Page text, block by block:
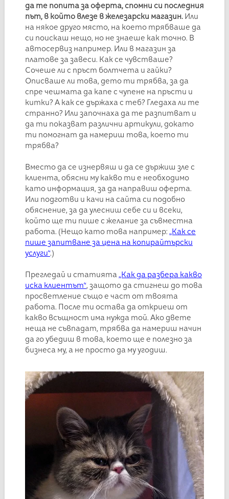
да те попита за оферта, спомни си последния
път, в който влезе в железарски магазин.Или
на някое друго място, на което трябваше да
си поискаш нещо, но не знаеше как точно. В
автосервиз например. Или в магазин за
платове за завеси. Как се чувстваше?
Сочеше ли с пръст болтчета и гайки?
Описваше ли това, дето ти трябва, за да
спре чешмата да капе с чупене на пръсти и
китки? А как се държаха с теб? Гледаха ли те
странно? Или започнаха да те разпитват и
да ти показват различни артикули, докато
ти помогнат да намериш това, което ти
трябва?
Вместо да се изнервяш и да се държиш зле с
клиента, обясни му какво ти е необходимо
като информация, за да направиш оферта.
Или подготви и качи на сайта си подобно
обяснение, за да улесниш себе си и всеки,
който ще ти пише с желание за съвместна
работа. (Нещо като това например: „Как се
пише запитване за цена на копирайтърски
услуги“.)
Прегледай и статията „Как да разбера какво
иска клиентът“, защото да стигнеш до това
просветление също е част от твоята
работа. После ти остава да откриеш от
какво всъщност има нужда той. Ако двете
неща не съвпадат, трябва да намериш начин
да го убедиш в това, което ще е полезно за
бизнеса му, а не просто да му угодиш.